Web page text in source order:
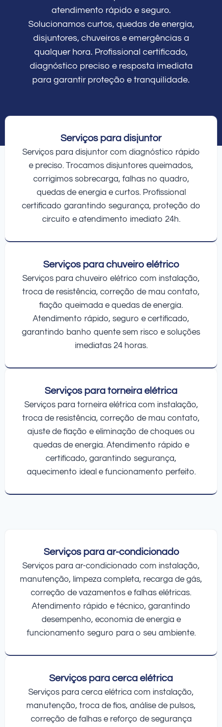
atendimento rápido e seguro.
Solucionamos curtos, quedas de energia,
disjuntores, chuveiros e emergências a
qualquer hora. Profissional certificado,
diagnóstico preciso e resposta imediata
para garantir proteção e tranquilidade.
Serviços para disjuntor
Serviços para disjuntor com diagnóstico rápido
e preciso. Trocamos disjuntores queimados,
corrigimos sobrecarga, falhas no quadro,
quedas de energia e curtos. Profissional
certificado garantindo segurança, proteção do
circuito e atendimento imediato 24h.
Serviços para chuveiro elétrico
Serviços para chuveiro elétrico com instalação,
troca de resistência, correção de mau contato,
fiação queimada e quedas de energia.
Atendimento rápido, seguro e certificado,
garantindo banho quente sem risco e soluções
imediatas 24 horas.
Serviços para torneira elétrica
Serviços para torneira elétrica com instalação,
troca de resistência, correção de mau contato,
ajuste de fiação e eliminação de choques ou
quedas de energia. Atendimento rápido e
certificado, garantindo segurança,
aquecimento ideal e funcionamento perfeito.
Serviços para ar-condicionado
Serviços para ar-condicionado com instalação,
manutenção, limpeza completa, recarga de gás,
correção de vazamentos e falhas elétricas.
Atendimento rápido e técnico, garantindo
desempenho, economia de energia e
funcionamento seguro para o seu ambiente.
Serviços para cerca elétrica
Serviços para cerca elétrica com instalação,
manutenção, troca de fios, análise de pulsos,
correção de falhas e reforço de segurança